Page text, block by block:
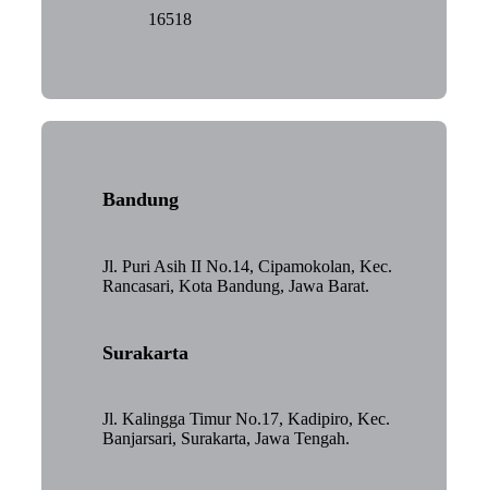
16518
Bandung
Jl. Puri Asih II No.14, Cipamokolan, Kec.
Rancasari, Kota Bandung, Jawa Barat.
Surakarta
Jl. Kalingga Timur No.17, Kadipiro, Kec.
Banjarsari, Surakarta, Jawa Tengah.